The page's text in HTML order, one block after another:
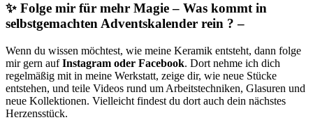
✨ Folge mir für mehr Magie – Was kommt in
selbstgemachten Adventskalender rein ? –
Wenn du wissen möchtest, wie meine Keramik entsteht, dann folge
mir gern aufInstagram oder Facebook. Dort nehme ich dich
regelmäßig mit in meine Werkstatt, zeige dir, wie neue Stücke
entstehen, und teile Videos rund um Arbeitstechniken, Glasuren und
neue Kollektionen. Vielleicht findest du dort auch dein nächstes
Herzensstück.